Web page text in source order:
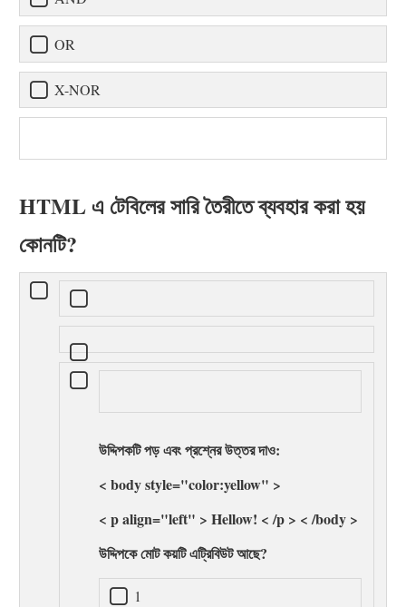
OR
X-NOR
HTML এ টেবিলের সারি তৈরীতে ব্যবহার করা হয়
কোনটি?
উদ্দিপকটি পড় এবং প্রশ্নের উত্তর দাও:
< body style="color:yellow" >
< p align="left" > Hellow! < /p > < /body >
উদ্দিপকে মোট কয়টি এট্রিবিউট আছে?
1